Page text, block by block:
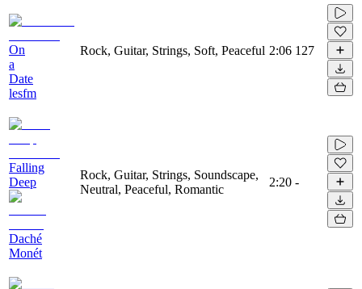
On
a
Date
lesfm
Rock, Guitar, Strings, Soft, Peaceful 2:06 127
Falling
Deep
Daché
Monét
Rock, Guitar, Strings, Soundscape,
Neutral, Peaceful, Romantic
2:20 -